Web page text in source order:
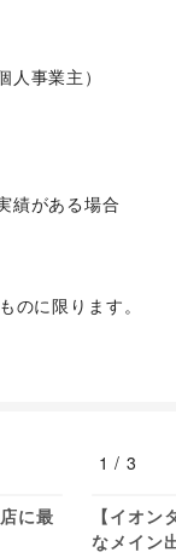
館
共団体
ィス
事業主）
績がある場合
のに限ります。
1 /3
に最
【イオ
なメイン